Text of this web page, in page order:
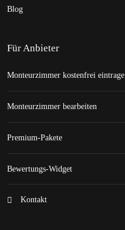
Blog
Für Anbieter
Monteurzimmer kostenfrei
Monteurzimmer bearbeiten
Premium-Pakete
Bewertungs-Widget
Kontakt